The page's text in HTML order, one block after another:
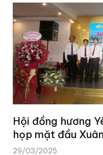
Hội đồng hương
họp mặt đầu
29/03/2025